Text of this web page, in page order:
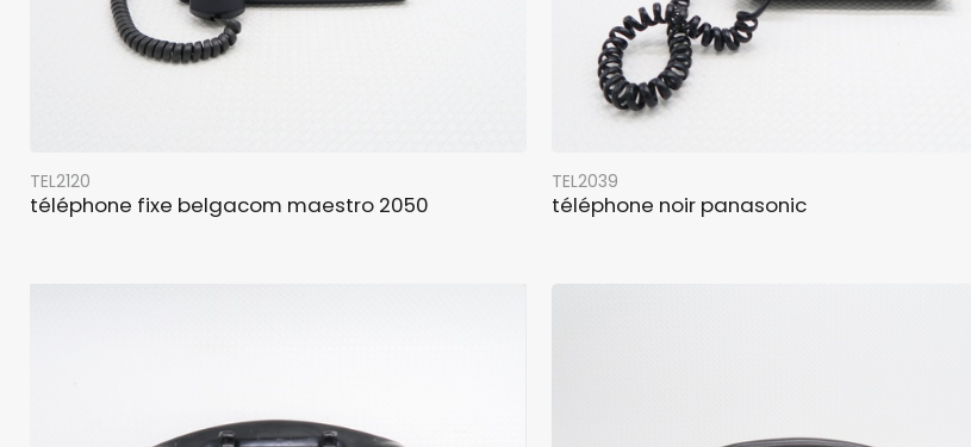
TEL2120
téléphone fixe belgacom maestro 2050
TEL2039
téléphone noir panasonic